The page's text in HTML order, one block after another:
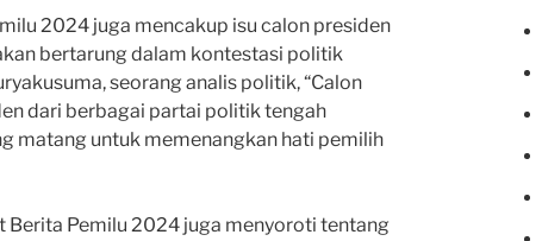
2024 juga mencakup isu calon presiden
bertarung dalam kontestasi politik
seorang analis politik, “Calon
dari berbagai partai politik tengah
matang untuk memenangkan hati pemilih
Berita Pemilu 2024 juga menyoroti tentang